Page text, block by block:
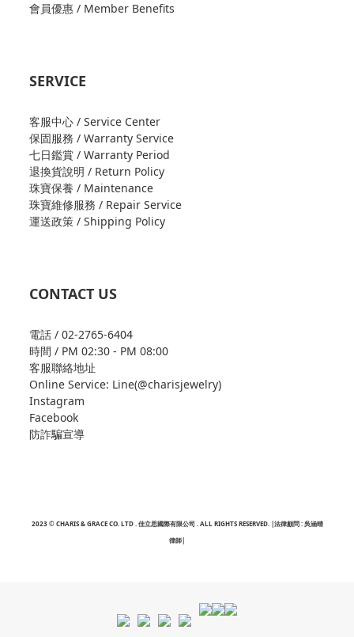
會員優惠 / Member Benefits
SERVICE
客服中心 / Service Center
保固服務 / Warranty Service
七日鑑賞 / Warranty Period
退換貨說明 / Return Policy
珠寶保養 / Maintenance
珠寶維修服務 / Repair Service
運送政策 / Shipping Policy
CONTACT US
電話 / 02-2765-6404
時間 / PM 02:30 - PM 08:00
客服聯絡地址
Online Service: Line(@charisjewelry)
Instagram
Facebook
防詐騙宣導
2023 © CHARIS & GRACE CO. LTD . 佳立思國際有限公司 . ALL RIGHTS RESERVED. |法律顧問 : 吳涵晴
律師|